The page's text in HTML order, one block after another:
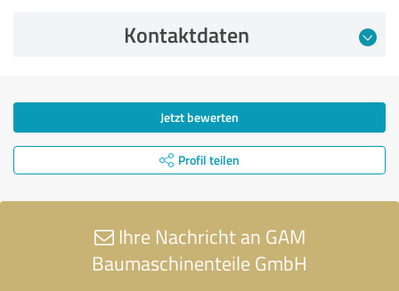
Kontaktdaten
Jetzt bewerten
Profil teilen
Ihre Nachricht an GAM
Baumaschinenteile GmbH